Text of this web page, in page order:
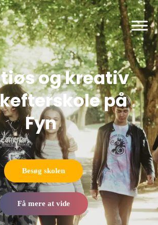
og kreativ
på
Fyn
Besøg skolen
Få mere at vide